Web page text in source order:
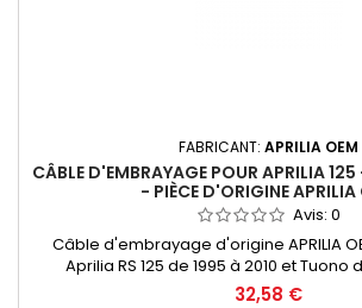
FABRICANT: APRILIA OEM
CÂBLE D'EMBRAYAGE POUR APRILIA
- PIÈCE D'ORIGINE APRILIA
Avis: 0
Câble d'embrayage d'origine APRILIA
Aprilia RS 125 de 1995 à 2010 et Tuono
32,58 €